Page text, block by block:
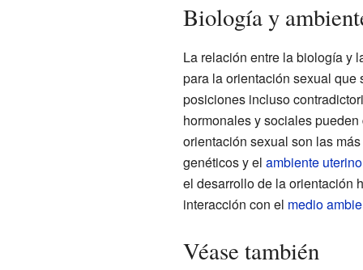
Biología y
La relación entre la biología y
para la orientación sexual que
posiciones incluso
hormonales y sociales
orientación sexual son las
genéticos y el ambiente
el desarrollo de la orientación
interacción con el medio
Véase también